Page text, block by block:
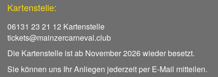
Kartenstelle:
06131 23 21 12 Kartenstelle
tickets@mainzercarneval.club
Die Kartenstelle ist ab November 2026 wieder besetzt.
Sie können uns Ihr Anliegen jederzeit per E-Mail mitteilen.